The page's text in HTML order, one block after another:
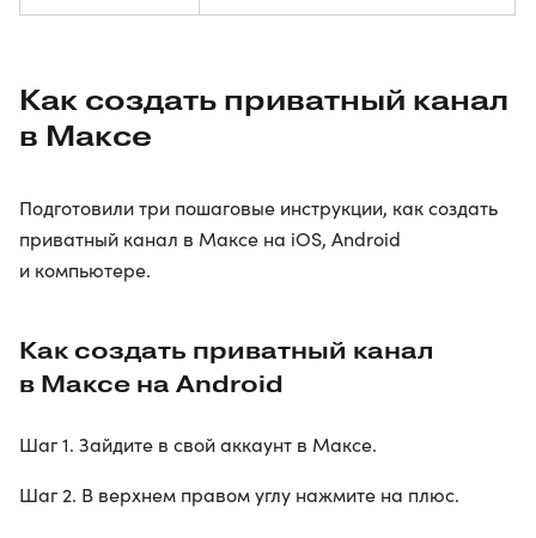
Как создать приватный канал
в Максе
Подготовили три пошаговые инструкции, как создать
приватный канал в Максе на iOS, Android
и компьютере.
Как создать приватный канал
в Максе на Android
Шаг 1. Зайдите в свой аккаунт в Максе.
Шаг 2. В верхнем правом углу нажмите на плюс.